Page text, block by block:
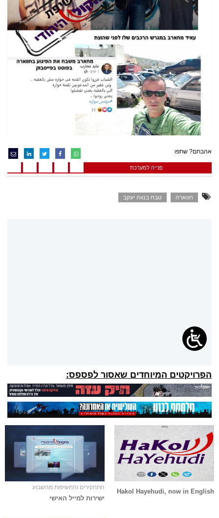
אהבתם? שתפו
פנייה למערכת
חווארה טבח בנווה יעקב
הפרויקטים המיוחדים שאסור לפספס:
Hakol Hayehudi, now in English
התחקירים והחשיפות מהשבוע
ישירות למייל האישי